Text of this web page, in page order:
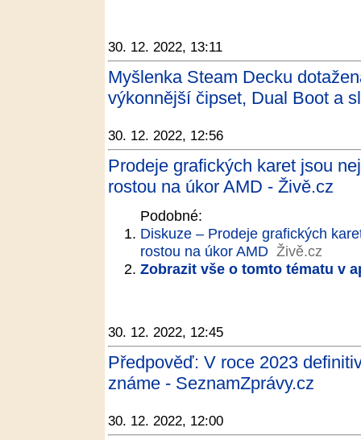
30. 12. 2022, 13:11
Myšlenka Steam Decku
výkonnější čipset, Dual Boot a
30. 12. 2022, 12:56
Prodeje grafických karet jsou
rostou na úkor AMD - Živě.cz
Podobné:
Diskuze – Prodeje grafických
rostou na úkor AMD Živě.cz
Zobrazit vše o tomto tématu v
30. 12. 2022, 12:45
Předpověď: V roce 2023
známe - SeznamZprávy.cz
30. 12. 2022, 12:00